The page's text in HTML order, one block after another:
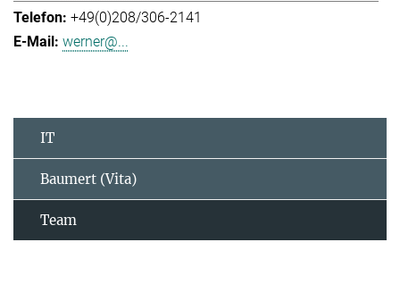
+49(0)208/306-2141
werner@...
IT
Baumert (Vita)
Team